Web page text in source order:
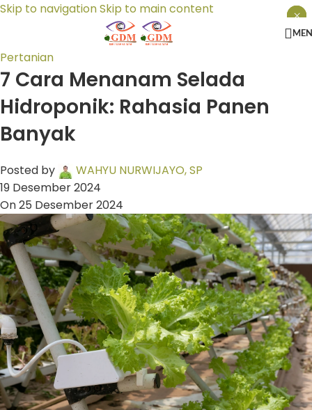
Skip to navigationSkip to main content
Pertanian
7 Cara Menanam Selada
Hidroponik: Rahasia Panen
Banyak
Posted by
WAHYU NURWIJAYO, SP
19 Desember 2024
On 25 Desember 2024
×
×
×